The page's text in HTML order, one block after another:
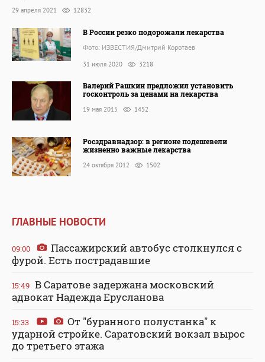
29 апреля 2021 12832
В России резко подорожали лекарства
Фото: ИЗВЕСТИЯ/Дмитрий Коротаев
31 июля 2020 3218
Валерий Рашкин предложил установить
госконтроль за ценами на лекарства
19 мая 2015 1452
Росздравнадзор: в регионе подешевели
жизненно важные лекарства
24 октября 2012 1502
ГЛАВНЫЕ НОВОСТИ
09:00
Пассажирский автобус столкнулся с
фурой. Есть пострадавшие
15:49 В Саратове задержана московский
адвокат Надежда Ерусланова
15:33
От "буранного полустанка" к
ударной стройке. Саратовский вокзал вырос
до третьего этажа